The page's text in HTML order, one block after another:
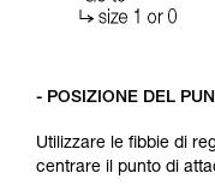
- POSIZIONE DEL
Utilizzare le fibbie di
centrare il punto di